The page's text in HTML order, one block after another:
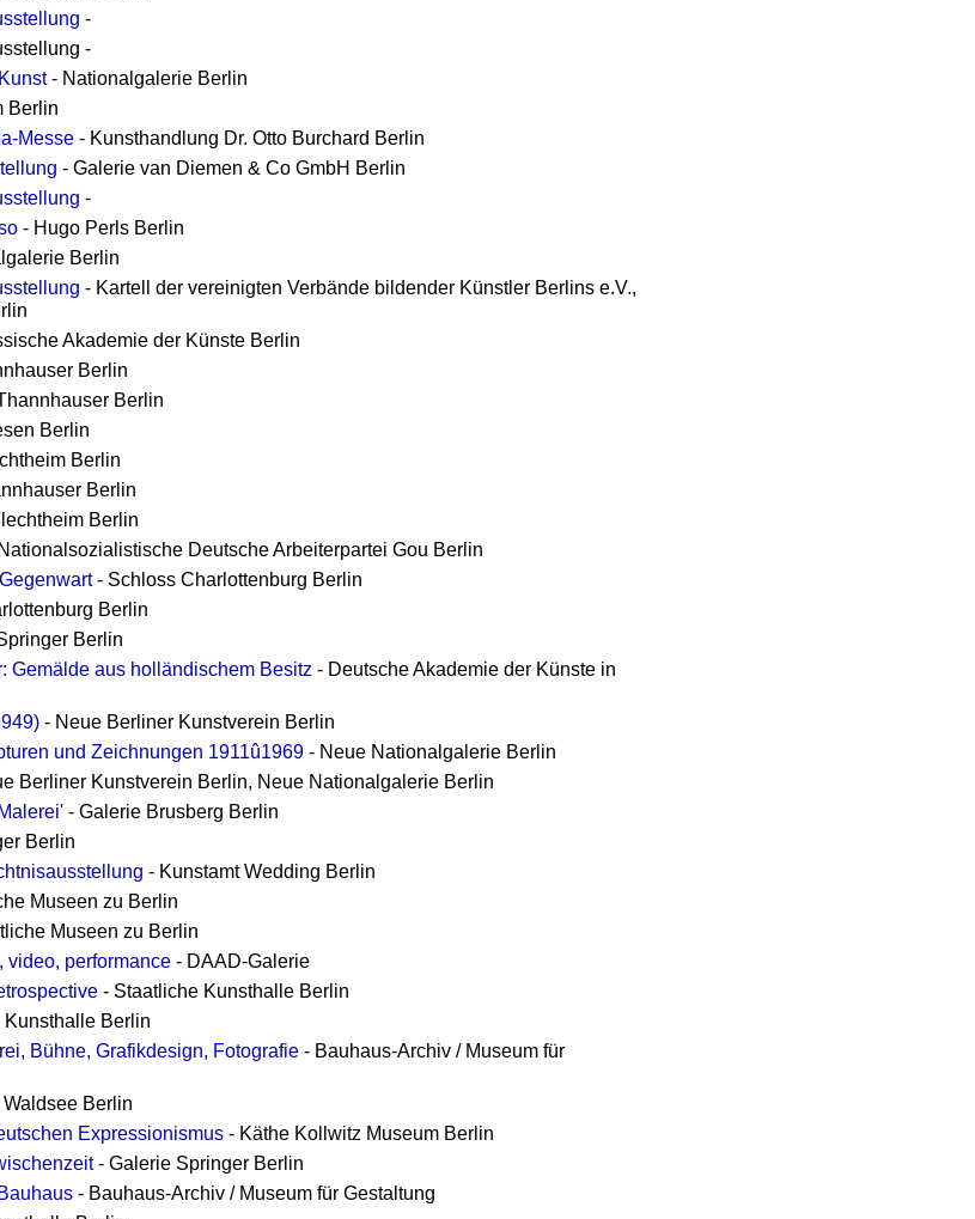
-
-
- Nationalgalerie Berlin
Berlin
Messe - Kunsthandlung Dr. Otto Burchard Berlin
- Galerie van Diemen & Co GmbH Berlin
-
- Hugo Perls Berlin
Berlin
- Kartell der vereinigten Verbände bildender Künstler Berlins e.V.,
Akademie der Künste Berlin
Berlin
Berlin
Berlin
Berlin
Berlin
Berlin
Deutsche Arbeiterpartei Gou Berlin
- Schloss Charlottenburg Berlin
Berlin
Berlin
Gemälde aus holländischem Besitz - Deutsche Akademie der Künste in
- Neue Berliner Kunstverein Berlin
und Zeichnungen 1911û1969 - Neue Nationalgalerie Berlin
Berliner Kunstverein Berlin, Neue Nationalgalerie Berlin
- Galerie Brusberg Berlin
Berlin
- Kunstamt Wedding Berlin
Museen zu Berlin
Museen zu Berlin
video, performance - DAAD-Galerie
- Staatliche Kunsthalle Berlin
Kunsthalle Berlin
Bühne, Grafikdesign, Fotografie - Bauhaus-Archiv / Museum für
Berlin
Expressionismus - Käthe Kollwitz Museum Berlin
- Galerie Springer Berlin
- Bauhaus-Archiv / Museum für Gestaltung